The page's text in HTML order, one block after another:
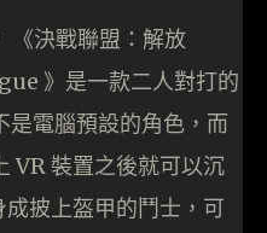
《決戰聯盟：解放
》是一款二人對打的
是電腦預設的角色，而
VR 裝置之後就可以沉
披上盔甲的鬥士，可